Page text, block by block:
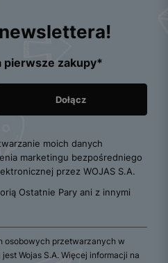
pierwsze zakupy*
moich danych
marketingu bezpośredniego
przez WOJAS S.A.
Ostatnie Pary ani z innymi
osobowych przetwarzanych w
Wojas S.A. Więcej informacji na